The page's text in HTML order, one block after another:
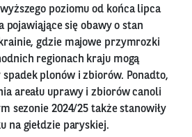
poziomu od końca lipca
pojawiąjące się obawy o stan
gdzie majowe przymrozki
regionach kraju mogą
plonów i zbiorów. Ponadto,
areału uprawy i zbiorów canoli
sezonie 2024/25 także stanowiły
na giełdzie paryskiej.